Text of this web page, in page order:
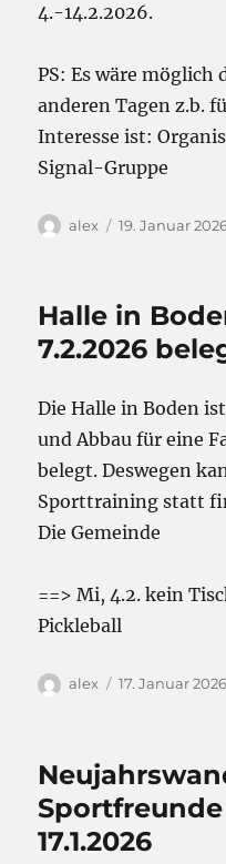
4.-14.2.2026.
PS: Es wäre möglich
anderen Tagen z.b.
Interesse ist:
Signal-Gruppe
Autor
alex
Veröffentlicht
19. Januar
Halle in
7.2.2026
Die Halle in Boden
und Abbau für eine
belegt. Deswegen
Sporttraining statt
Die Gemeinde
==> Mi, 4.2. kein
Pickleball
Autor
alex
Veröffentlicht
17. Januar 2026
17.1.2026